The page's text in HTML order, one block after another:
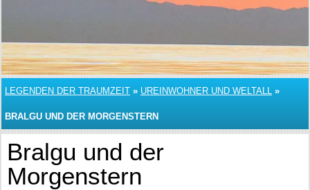
LEGENDEN DER TRAUMZEIT » UREINWOHNER UND WELTALL »
BRALGU UND DER MORGENSTERN
Bralgu und der
Morgenstern